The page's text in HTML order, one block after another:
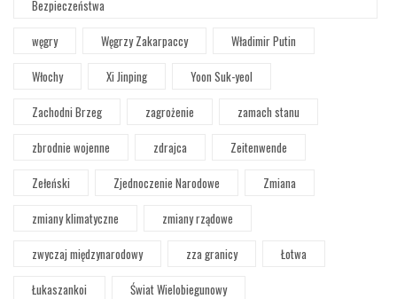
Bezpieczeństwa
węgry
Węgrzy Zakarpaccy
Władimir Putin
Włochy
Xi Jinping
Yoon Suk-yeol
Zachodni Brzeg
zagrożenie
zamach stanu
zbrodnie wojenne
zdrajca
Zeitenwende
Zełeński
Zjednoczenie Narodowe
Zmiana
zmiany klimatyczne
zmiany rządowe
zwyczaj międzynarodowy
zza granicy
Łotwa
Łukaszankoi
Świat Wielobiegunowy